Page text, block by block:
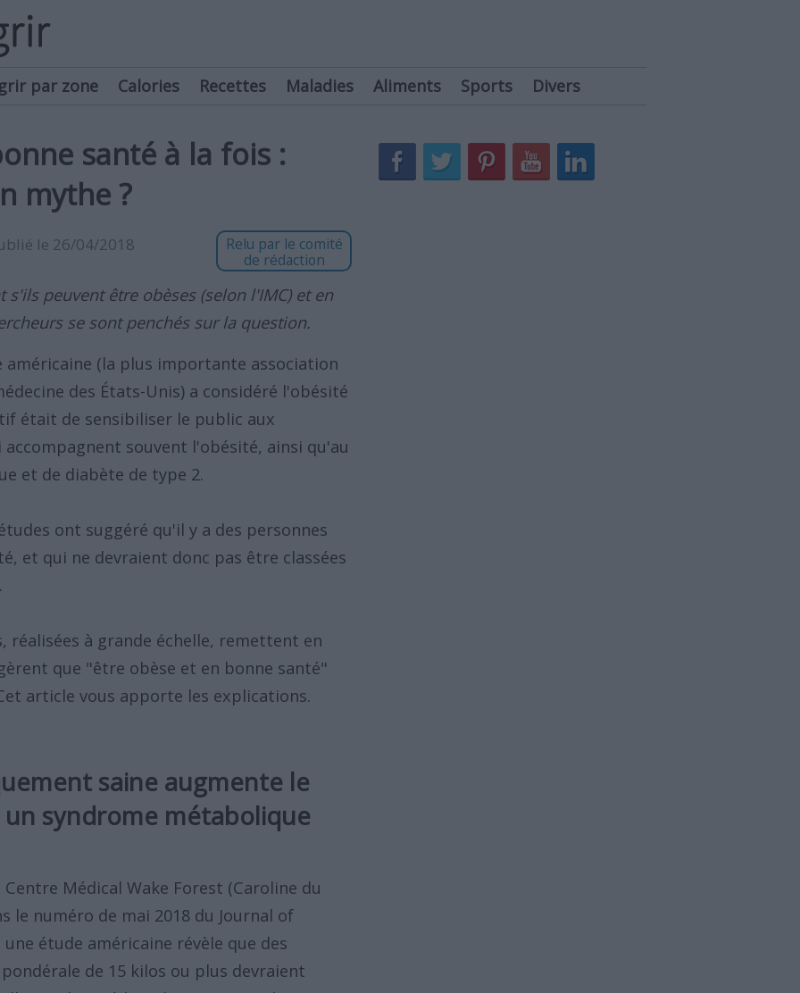
par zone Calories Recettes Maladies Aliments Sports Divers
santé à la fois :
mythe ?
le 26/04/2018
Relu par le comité
de rédaction
s'ils peuvent être obèses (selon l'IMC) et en
se sont penchés sur la question.
américaine (la plus importante association
des États-Unis) a considéré l'obésité
était de sensibiliser le public aux
souvent l'obésité, ainsi qu'au
et de diabète de type 2.
ont suggéré qu'il y a des personnes
et qui ne devraient donc pas être classées
réalisées à grande échelle, remettent en
que "être obèse et en bonne santé"
article vous apporte les explications.
saine augmente le
syndrome métabolique
Médical Wake Forest (Caroline du
le numéro de mai 2018 du Journal of
étude américaine révèle que des
de 15 kilos ou plus devraient